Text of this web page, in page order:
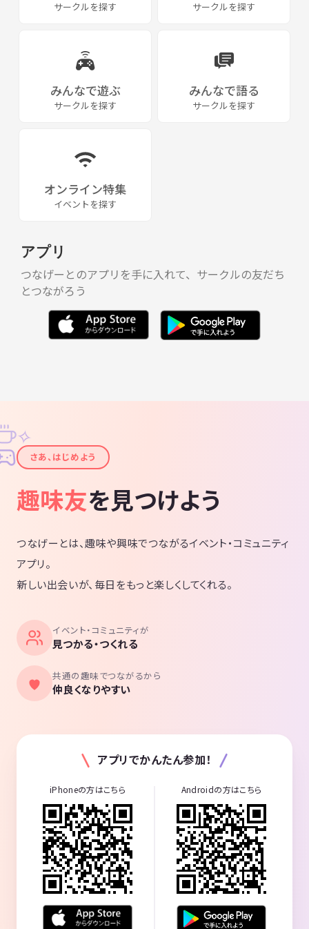
サークルを探す サークルを探す
みんなで遊ぶ
サークルを探す
みんなで語る
サークルを探す
オンライン特集
イベントを探す
アプリ
つなげーとのアプリを手に入れて、サークルの友だち
とつながろう
✦
✧
さあ、はじめよう
趣味友を見つけよう
つなげーとは、趣味や興味でつながるイベント・コミュニティ
アプリ。
新しい出会いが、毎日をもっと楽しくしてくれる。
イベント・コミュニティが
見つかる・つくれる
共通の趣味でつながるから
仲良くなりやすい
アプリでかんたん参加！
iPhoneの方はこちら Androidの方はこちら